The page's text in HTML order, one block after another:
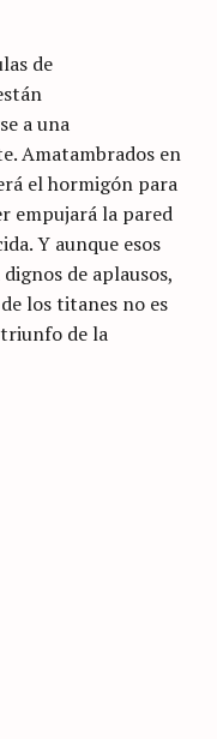
de
a una
Amatambrados en
el hormigón para
empujará la pared
Y aunque esos
de aplausos,
los titanes no es
de la